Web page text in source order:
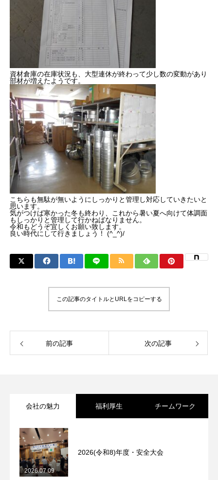
資材倉庫の在庫状況も、大型連休が終わって少し数の変動があり
部材が増えたようです。
こちらも無駄が無いようにしっかりと管理し対応していきたいと
思います。
気がつけば寒かった冬も終わり、これから暑い夏へ向けて体調面
もしっかりと管理して行かねばなりません。
令和もどうぞ宜しくお願い致します。
良い時代にして行きましょう！ (^_^)/
この記事のタイトルとURLをコピーする
前の記事 次の記事
会社の魅力 福利厚生 チームワーク
2026(令和8)年度・安全大会
2026.07.09